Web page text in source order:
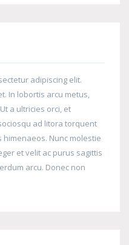
adipiscing elit.
In lobortis arcu metus,
a ultricies orci, et
ad litora torquent
Nunc molestie
et velit ac purus sagittis
arcu. Donec non